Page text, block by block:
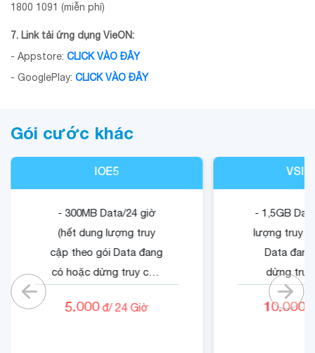
1800 1091 (miễn phí)
7. Link tải ứng dụng VieON:
- Appstore: CLICK VÀO ĐÂY
- GooglePlay: CLICK VÀO ĐÂY
Gói cước khác
IOE5
- 300MB Data/24 giờ
(hết dung lượng truy
cập theo gói Data đang
có hoặc dừng truy cập
- Cộng 500 RUBY.
5.000đ/ 24 Giờ
- 1,5GB
lượng truy
Data
dừng truy
không
- Quyền lợi
10.000